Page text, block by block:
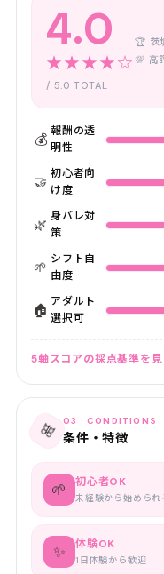
4.0
★★★★☆
/ 5.0 TOTAL
🏆 茨
💯 高
💰 報酬の透
明性
🤝 初心者向
け度
🌿 身バレ対
策
🌱 シフト自
由度
🏠 アダルト
選択可
5軸スコアの採点基準を
🎀 03 · CONDITIONS
条件・特徴
🌱 初心者OK
未経験から始められ
✨ 体験OK
1日体験から歓迎